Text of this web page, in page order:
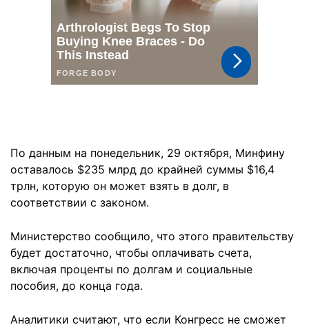
По данным на понедельник, 29 октября, Минфину
оставалось $235 млрд до крайней суммы $16,4
трлн, которую он может взять в долг, в
соответствии с законом.
Министерство сообщило, что этого правительству
будет достаточно, чтобы оплачивать счета,
включая проценты по долгам и социальные
пособия, до конца года.
Аналитики считают, что если Конгресс не сможет